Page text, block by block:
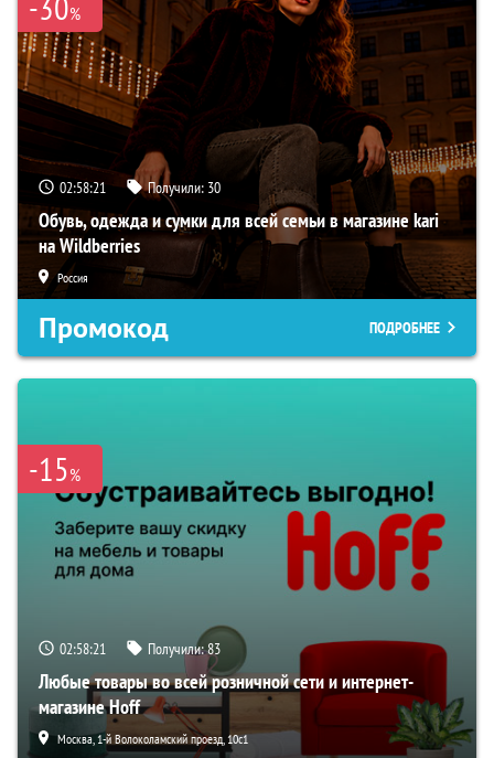
%
02:58:20 Получили: 30
Обувь, одежда и сумки для всей семьи в магазине kari
на Wildberries
Россия
Промокод ПОДРОБНЕЕ
-15%
02:58:20 Получили:83
Любые товары во всей розничной сети и интернет-
магазине Hoff
Москва, 1-й Волоколамский проезд, 10с1